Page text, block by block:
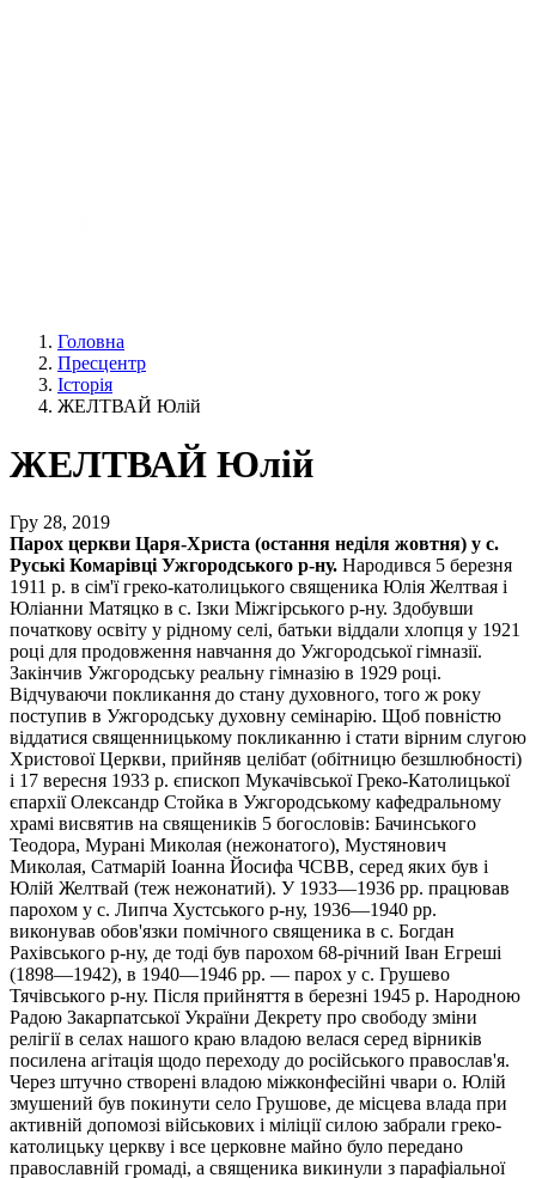
Головна
Пресцентр
Історія
ЖЕЛТВАЙ Юлій
ЖЕЛТВАЙ Юлій
Гру 28, 2019
Парох церкви Царя-Христа (остання неділя жовтня) у с.
Руські Комарівці Ужгородського р-ну. Народився 5 березня
1911 р. в сім'ї греко-католицького священика Юлія Желтвая і
Юліанни Матяцко в с. Ізки Міжгірського р-ну. Здобувши
початкову освіту у рідному селі, батьки віддали хлопця у 1921
році для продовження навчання до Ужгородської гімназії.
Закінчив Ужгородську реальну гімназію в 1929 році.
Відчуваючи покликання до стану духовного, того ж року
поступив в Ужгородську духовну семінарію. Щоб повністю
віддатися священницькому покликанню і стати вірним слугою
Христової Церкви, прийняв целібат (обітницю безшлюбності)
і 17 вересня 1933 р. єпископ Мукачівської Греко-Католицької
єпархії Олександр Стойка в Ужгородському кафедральному
храмі висвятив на священиків 5 богословів: Бачинського
Теодора, Мурані Миколая (нежонатого), Мустянович
Миколая, Сатмарій Іоанна Йосифа ЧСВВ, серед яких був і
Юлій Желтвай (теж нежонатий). У 1933—1936 рр. працював
парохом у с. Липча Хустського р-ну, 1936—1940 рр.
виконував обов'язки помічного священика в с. Богдан
Рахівського р-ну, де тоді був парохом 68-річний Іван Егреші
(1898—1942), в 1940—1946 рр. — парох у с. Грушево
Тячівського р-ну. Після прийняття в березні 1945 р. Народною
Радою Закарпатської України Декрету про свободу зміни
релігії в селах нашого краю владою велася серед вірників
посилена агітація щодо переходу до російського православ'я.
Через штучно створені владою міжконфесійні чвари о. Юлій
змушений був покинути село Грушове, де місцева влада при
активній допомозі військових і міліції силою забрали греко-
католицьку церкву і все церковне майно було передано
православній громаді, а священика викинули з парафіальної